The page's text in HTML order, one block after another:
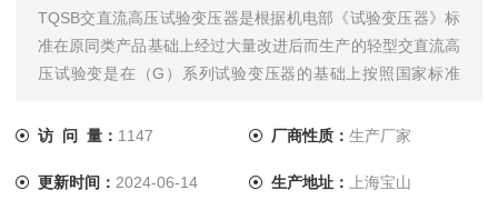
TQSB交直流高压试验变压器是根据机电部《试验变压器》标
准在原同类产品基础上经过大量改进后而生产的轻型交直流高
压试验变是在（G）系列试验变压器的基础上按照国家标准
访 问 量： 1147 厂商性质： 生产厂家
更新时间： 2024-06-14 生产地址： 上海宝山